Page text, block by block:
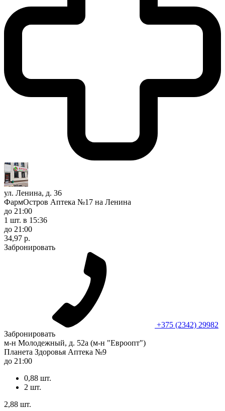
ул. Ленина, д. 36
ФармОстров Аптека №17 на Ленина
до 21:00
1 шт. в 15:36
до 21:00
34,97 р.
Забронировать
+375 (2342) 29982
Забронировать
м-н Молодежный, д. 52а (м-н "Евроопт")
Планета Здоровья Аптека №9
до 21:00
0,88 шт.
2 шт.
2,88 шт.